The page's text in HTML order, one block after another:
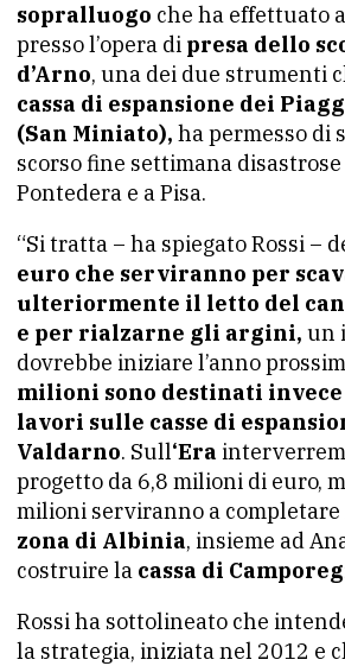
sopralluogo che ha effettuato
presso l’opera di presa dello
d’Arno, una dei due strumenti
cassa di espansione dei
(San Miniato), ha permesso di
scorso fine settimana
Pontedera e a Pisa.
“Si tratta – ha spiegato Rossi –
euro che serviranno per
ulteriormente il letto del
e per rialzarne gli argini, un
dovrebbe iniziare l’anno
milioni sono destinati
lavori sulle casse di
Valdarno. Sull‘Era
progetto da 6,8 milioni di euro,
milioni serviranno a
zona di Albinia, insieme ad
costruire la cassa di
Rossi ha sottolineato che
la strategia, iniziata nel 2012 e